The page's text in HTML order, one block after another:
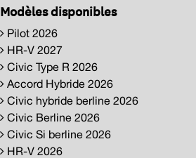
Modèles disponibles
Pilot 2026
HR-V 2027
Civic Type R 2026
Accord Hybride 2026
Civic hybride berline 2026
Civic Berline 2026
Civic Si berline 2026
HR-V 2026